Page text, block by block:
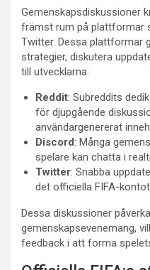
Gemenskapsdiskussioner
främst rum på plattformar
Twitter. Dessa plattformar
strategier, diskutera
till utvecklarna.
Reddit: Subreddits
för djupgående
användargenererat
Discord: Många
spelare kan chatta i
Twitter: Snabba
det officiella FIFA-
Dessa diskussioner
gemenskapsevenemang,
feedback i att forma